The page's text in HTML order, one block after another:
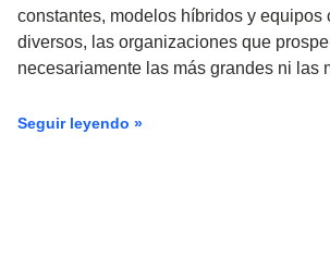
constantes, modelos híbridos y equipos
diversos, las organizaciones que
necesariamente las más grandes ni las
Seguir leyendo »